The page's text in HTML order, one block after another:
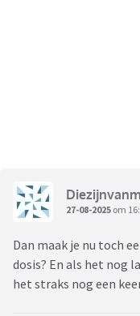
27-08-2025 om
Dan maak je nu toch
dosis? En als het nog
het straks nog een